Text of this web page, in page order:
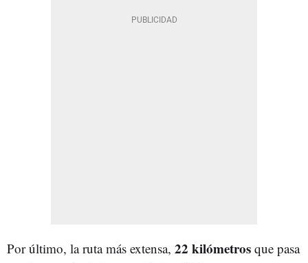
Por último, la ruta más extensa, 22 kilómetros que pasa